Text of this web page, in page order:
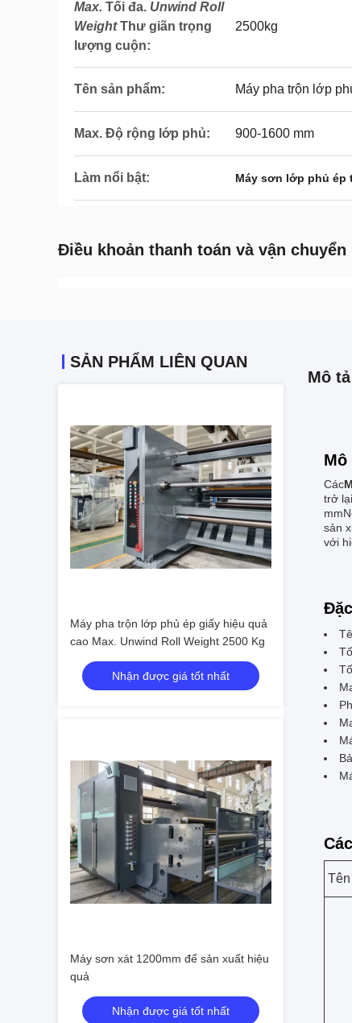
Max. Tối đa. Unwind Roll
Weight Thư giãn trọng
lượng cuộn:
2500kg
Tên sản phẩm: Máy pha trộn lớp
Max. Độ rộng lớp phủ: 900-1600 mm
Làm nổi bật: Máy sơn lớp phủ ép
Điều khoản thanh toán và vận chuyển
SẢN PHẨM LIÊN QUAN
Máy pha trộn lớp phủ ép giấy hiệu quả
cao Max. Unwind Roll Weight 2500 Kg
Nhận được giá tốt nhất
Máy sơn xát 1200mm để sản xuất hiệu
quả
Nhận được giá tốt nhất
Mô
Mô
Các
trở
sản
với